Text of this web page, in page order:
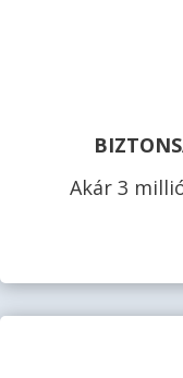
Akár 3